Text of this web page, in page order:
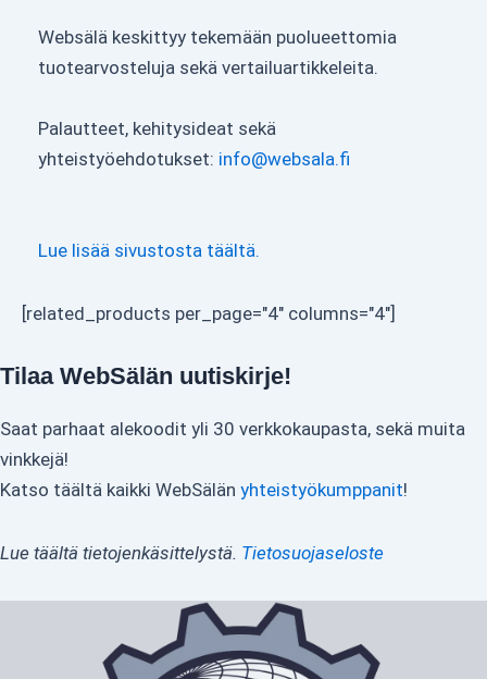
Websälä keskittyy tekemään puolueettomia
tuotearvosteluja sekä vertailuartikkeleita.
Palautteet, kehitysideat sekä
yhteistyöehdotukset: info@websala.fi
Lue lisää sivustosta täältä.
[related_products per_page="4" columns="4"]
Tilaa WebSälän uutiskirje!
Saat parhaat alekoodit yli 30 verkkokaupasta, sekä muita
vinkkejä!
Katso täältä kaikki WebSälän yhteistyökumppanit!
Lue täältä tietojenkäsittelystä. Tietosuojaseloste